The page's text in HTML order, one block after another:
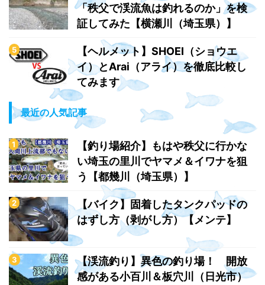
「秩父で渓流魚は釣れるのか」を検
証してみた【横瀬川（埼玉県）】
【ヘルメット】SHOEI（ショウエ
イ）とArai（アライ）を徹底比較し
てみます
最近の人気記事
【釣り場紹介】もはや秩父に行かな
い埼玉の里川でヤマメ＆イワナを狙
う【都幾川（埼玉県）】
【バイク】固着したタンクパッドの
はずし方（剥がし方）【メンテ】
【渓流釣り】異色の釣り場！ 開放
感がある小百川＆板穴川（日光市）